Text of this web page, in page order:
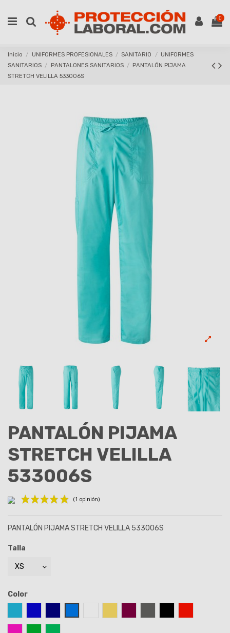
0
Inicio UNIFORMES PROFESIONALES SANITARIO
UNIFORMES
SANITARIOS
PANTALONES SANITARIOS
PANTALÓN PIJAMA
STRETCH VELILLA 533006S
PANTALÓN PIJAMA
STRETCH VELILLA
533006S
PANTALÓN PIJAMA STRETCH VELILLA 533006S
Talla
Color